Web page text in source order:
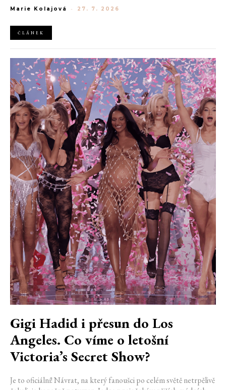
Franciscu připravují první velkou americkou retrospektivu
Marie Kolajová - 27. 7. 2026
ČLÁNEK
Gigi Hadid i přesun do Los
Angeles. Co víme o letošní
Victoria’s Secret Show?
Je to oficiální! Návrat, na který fanoušci po celém světě netrpělivě